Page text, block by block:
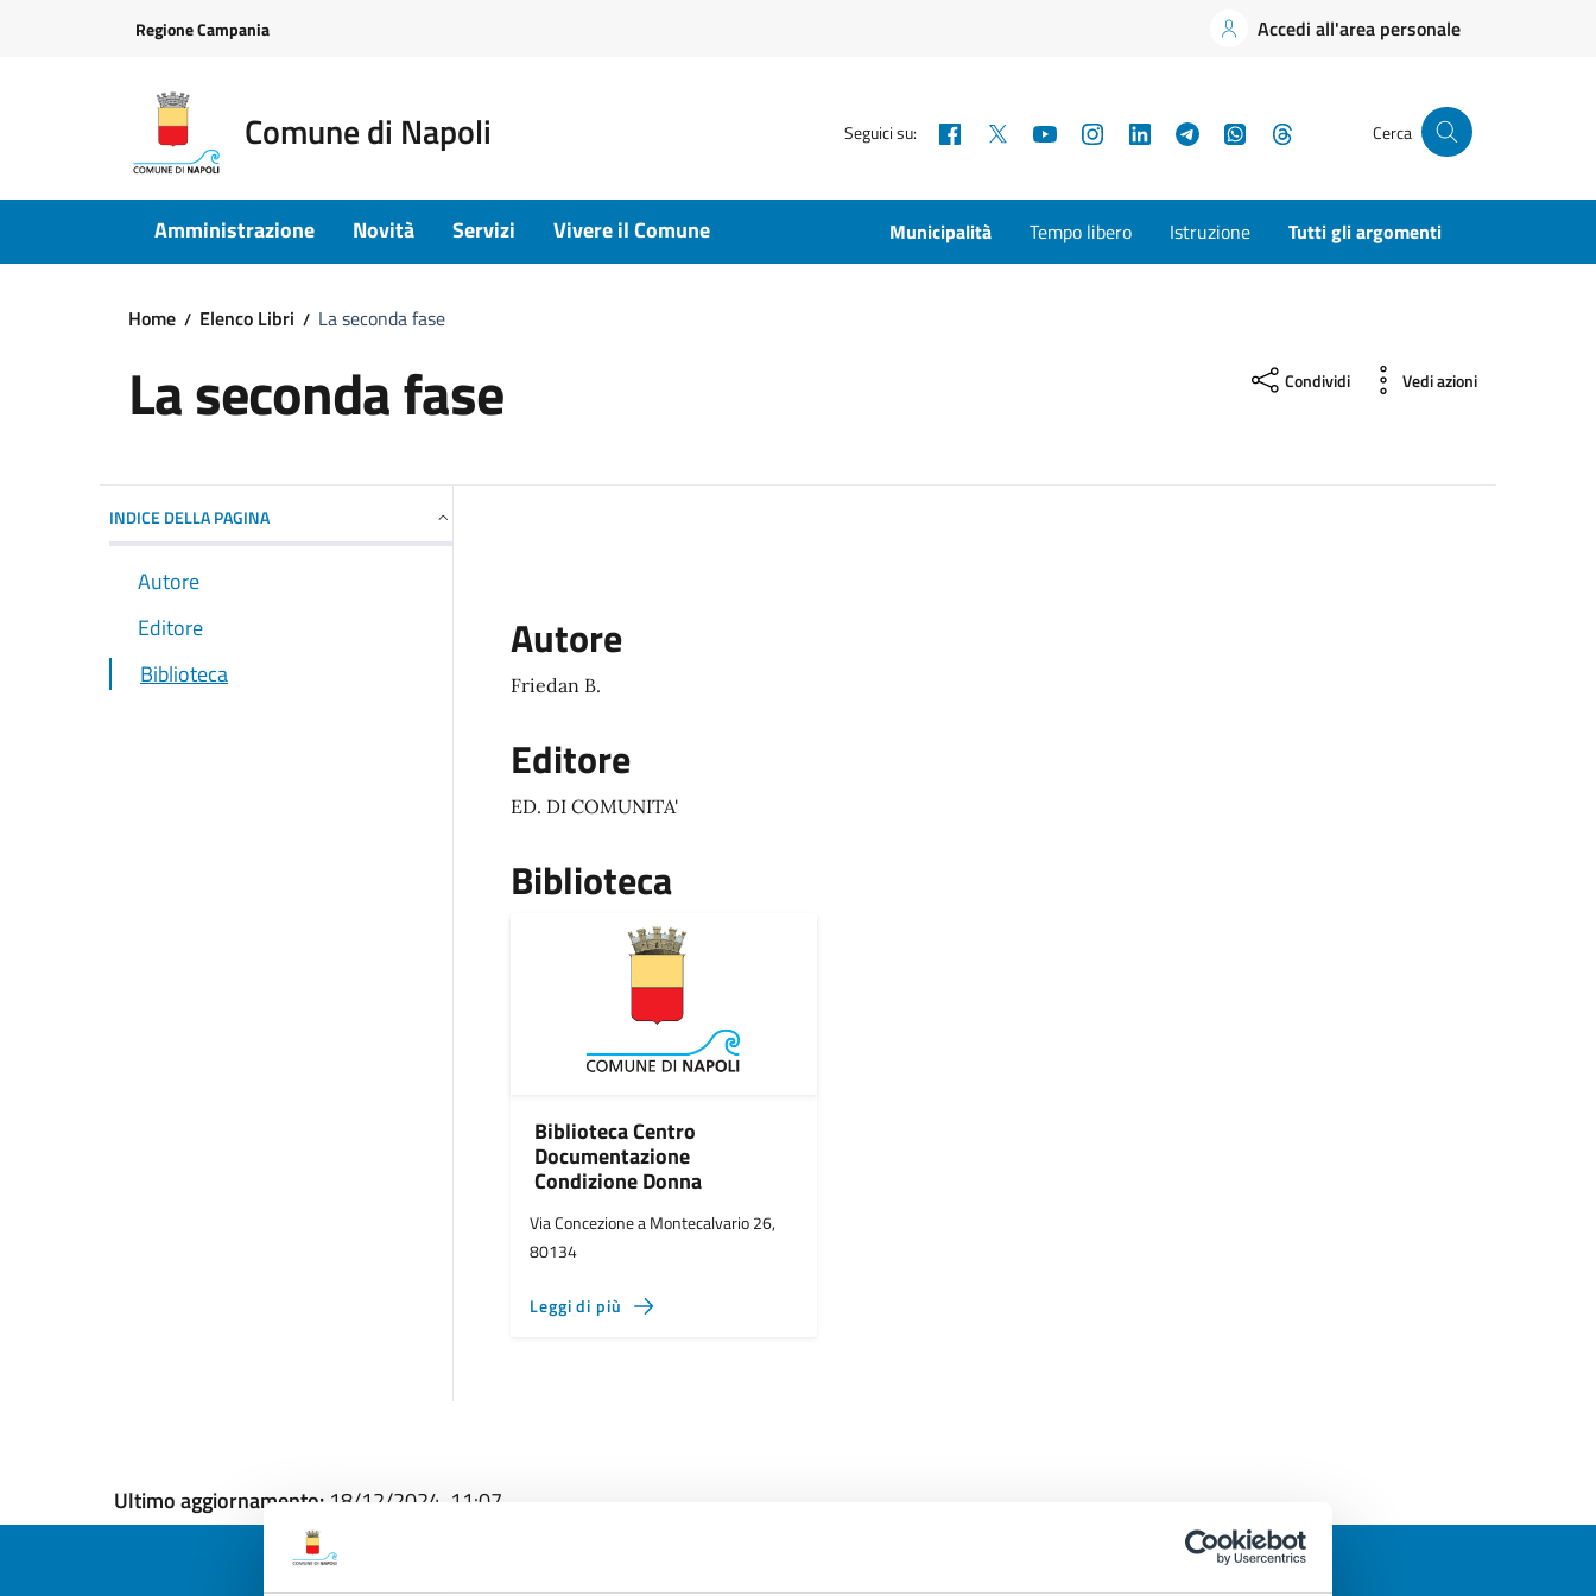
Regione Campania Accedi all'area personale
Comune di Napoli Seguici su: Facebook YouTubeInstagramLinkedInTelegramWhatsApp Cerca
Amministrazione Novità Servizi Vivere il Comune Municipalità Tempo libero Istruzione Tutti gli argomenti
Home Elenco Libri La seconda fase
La seconda fase Condividi Vedi azioni
INDICE DELLA PAGINA
Autore
Editore
Biblioteca
Autore
Friedan B.
Editore
ED. DI COMUNITA'
Biblioteca
Biblioteca Centro
Documentazione
Condizione Donna
Via Concezione a Montecalvario 26,
80134
Leggi di più
Ultimo aggiornamento: 18/12/2024, 11:07